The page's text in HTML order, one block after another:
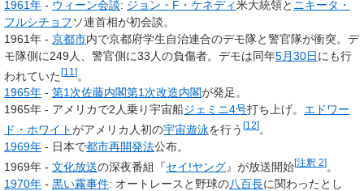
1961年 - ウィーン会談: ジョン・F・ケネディ米大統領と ニキータ・
フルシチョフソ連首相が初会談。
1961年 - 京都市内で京都府学生自治連合のデモ隊と警官隊が衝突。デ
モ隊側に249人、警官側に33人の負傷者。デモは同年5月30日にも行
われていた[11 ]。
1965年 - 第1次佐藤内閣第1次改造内閣が発足。
1965年 - アメリカで2人乗り宇宙船ジェミニ4号打ち上げ。 エドワー
ド・ホワイトがアメリカ人初の宇宙遊泳を行う [12] 。
1969年 - 日本で都市再開発法公布。
1969年 - 文化放送の深夜番組『セイ!ヤング』が放送開始[注釈 2] 。
1970年 - 黒い霧事件: オートレースと野球の八百長に関わったとし